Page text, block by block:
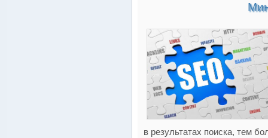
в результатах поиска, тем